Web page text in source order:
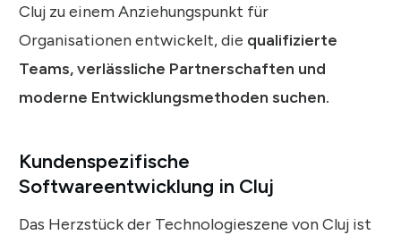
Cluj zu einem Anziehungspunkt für
Organisationen entwickelt, die qualifizierte
Teams, verlässliche Partnerschaften und
moderne Entwicklungsmethoden suchen.
Kundenspezifische
Softwareentwicklung in Cluj
Das Herzstück der Technologieszene von Cluj ist